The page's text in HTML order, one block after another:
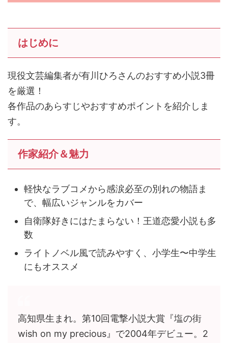
はじめに
現役文芸編集者が有川ひろさんのおすすめ小説3冊
を厳選！
各作品のあらすじやおすすめポイントを紹介しま
す。
作家紹介＆魅力
軽快なラブコメから感涙必至の別れの物語ま
で、幅広いジャンルをカバー
自衛隊好きにはたまらない！王道恋愛小説も多
数
ライトノベル風で読みやすく、小学生〜中学生
にもオススメ
高知県生まれ。第10回電撃小説大賞『塩の街
wish on my precious』で2004年デビュー。2